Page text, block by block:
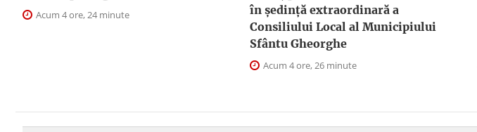
Acum 4 ore, 24 minute
în şedinţă extraordinară a
Consiliului Local al Municipiului
Sfântu Gheorghe
Acum 4 ore, 26 minute